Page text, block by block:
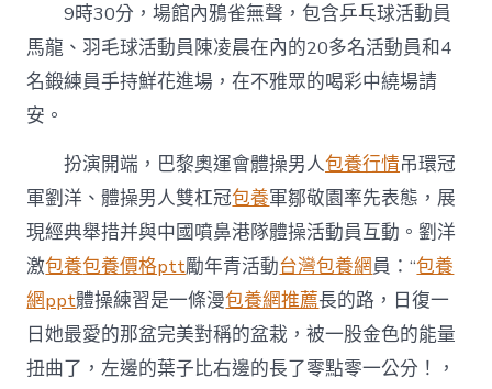
9時30分，場館內鴉雀無聲，包含乒乓球活動員
馬龍、羽毛球活動員陳凌晨在內的20多名活動員和4
名鍛練員手持鮮花進場，在不雅眾的喝彩中繞場請
安。
扮演開端，巴黎奧運會體操男人包養行情吊環冠
軍劉洋、體操男人雙杠冠包養軍鄒敬園率先表態，展
現經典舉措并與中國噴鼻港隊體操活動員互動。劉洋
激包養包養價格ptt勵年青活動台灣包養網員：“包養
網ppt體操練習是一條漫包養網推薦長的路，日復一
日她最愛的那盆完美對稱的盆栽，被一股金色的能量
扭曲了，左邊的葉子比右邊的長了零點零一公分！，